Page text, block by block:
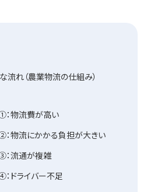
れ（農業物流の仕組み）
物流費が高い
物流にかかる負担が大きい
：流通が複雑
ドライバー不足